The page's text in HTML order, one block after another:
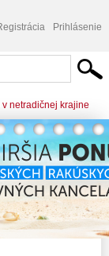
Prihlásenie
netradičnej krajine